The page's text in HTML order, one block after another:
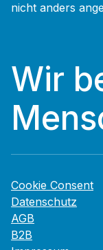
nicht anders
Wir
Cookie Consent
Datenschutz
AGB
B2B